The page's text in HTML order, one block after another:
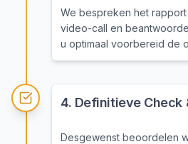
We bespreken het
video-call en
u optimaal voorbereid de
4. Definitieve Check
Desgewenst beoordelen